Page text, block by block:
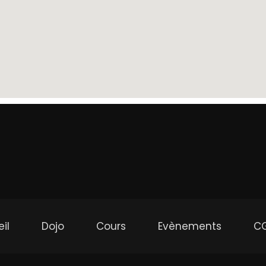
Dojo Cours Evènements